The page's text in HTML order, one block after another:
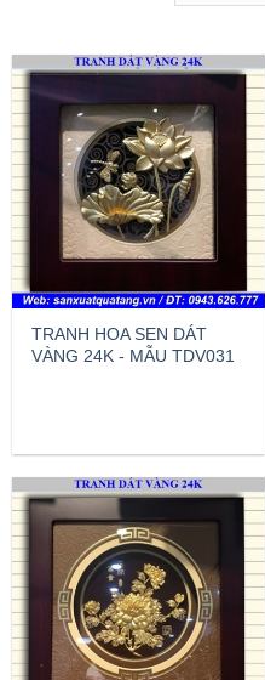
TRANH HOA SEN DÁT
VÀNG 24K - MẪU TDV031